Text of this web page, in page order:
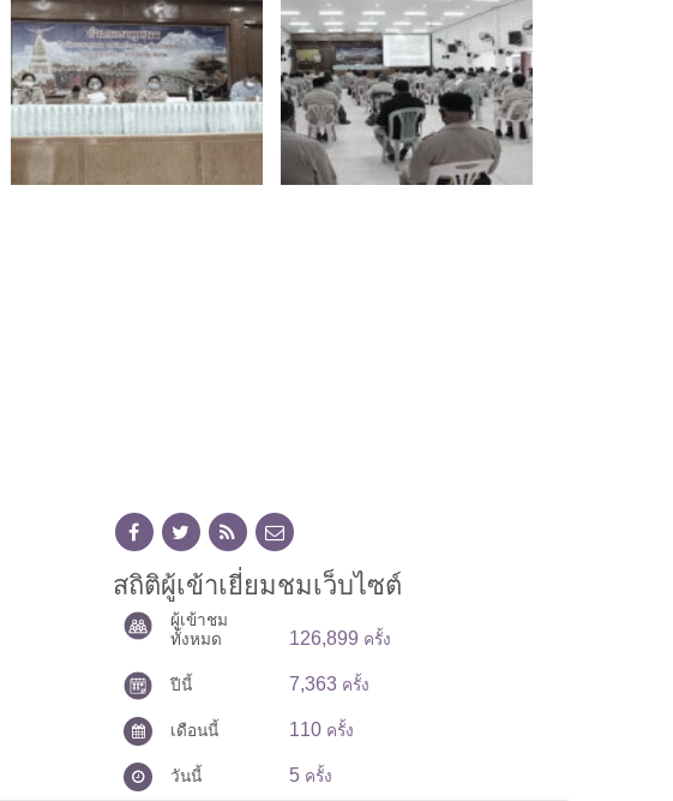
สถิติผู้เข้าเยี่ยมชมเว็บไซต์
ผู้เข้าชม
ทั้งหมด
126,899 ครั้ง
ปีนี้ 7,363 ครั้ง
เดือนนี้ 110 ครั้ง
วันนี้ 5 ครั้ง